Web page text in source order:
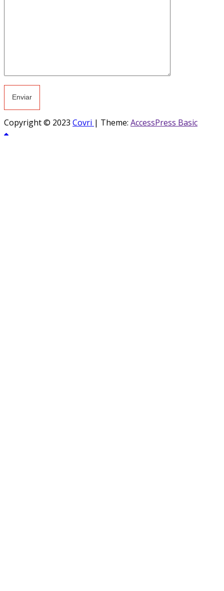
Copyright © 2023 Covri | Theme: AccessPress Basic